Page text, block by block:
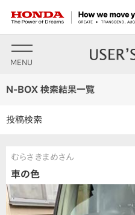
MENU
N-BOX 検索結果一覧
投稿検索
むらさきまめさん
車の色